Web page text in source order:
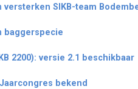
versterken SIKB-team
baggerspecie
2200): versie 2.1 beschikbaar
bekend